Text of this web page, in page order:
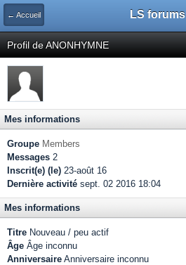
← Accueil LS forums
Profil de ANONHYMNE
Mes informations
Groupe Members
Messages 2
Inscrit(e) (le) 23-août 16
Dernière activité sept. 02 2016 18:04
Mes informations
Titre Nouveau / peu actif
Âge Âge inconnu
Anniversaire Anniversaire inconnu